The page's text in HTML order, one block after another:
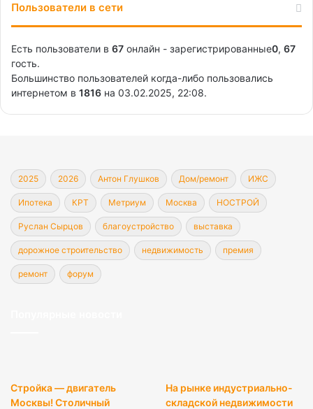
Пользователи в сети
Есть пользователи в 67 онлайн - зарегистрированные0, 67
гость.
Большинство пользователей когда-либо пользовались
интернетом в 1816 на 03.02.2025, 22:08.
2025 2026 Антон Глушков Дом/ремонт ИЖС
Ипотека КРТ Метриум Москва НОСТРОЙ
Руслан Сырцов благоустройство выставка
дорожное строительство недвижимость премия
ремонт форум
Стройка — двигатель
Москвы! Столичный
На рынке индустриально-
складской недвижимости